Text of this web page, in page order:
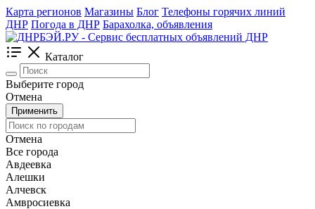
Карта регионов Магазины Блог Телефоны горячих линий
ДНР Погода в ДНР Барахолка, объявления
Каталог
Выберите город
Отмена
Применить
Отмена
Все города
Авдеевка
Алешки
Алчевск
Амвросиевка